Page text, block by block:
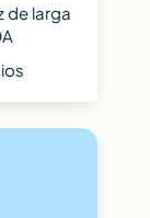
de larga